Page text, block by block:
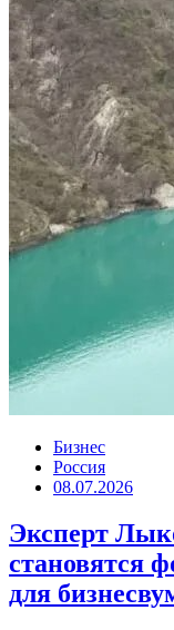
Бизнес
Россия
08.07.2026
Эксперт
становятся
для